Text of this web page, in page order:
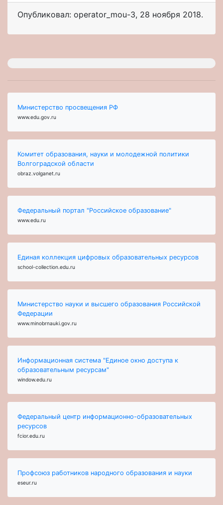
Опубликовал: operator_mou-3, 28 ноября 2018.
Министерство просвещения РФ
www.edu.gov.ru
Комитет образования, науки и молодежной политики
Волгоградской области
obraz.volganet.ru
Федеральный портал "Российское образование"
www.edu.ru
Единая коллекция цифровых образовательных ресурсов
school-collection.edu.ru
Министерство науки и высшего образования Российской
Федерации
www.minobrnauki.gov.ru
Информационная система "Единое окно доступа к
образовательным ресурсам"
window.edu.ru
Федеральный центр информационно-образовательных
ресурсов
fcior.edu.ru
Профсоюз работников народного образования и науки
eseur.ru